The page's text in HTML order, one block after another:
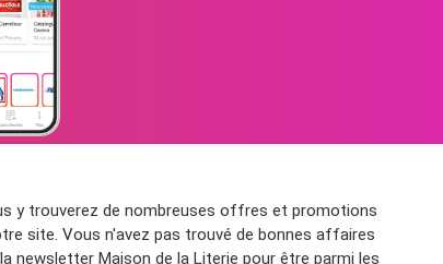
y trouverez de nombreuses offres et promotions
site. Vous n'avez pas trouvé de bonnes affaires
newsletter Maison de la Literie pour être parmi les